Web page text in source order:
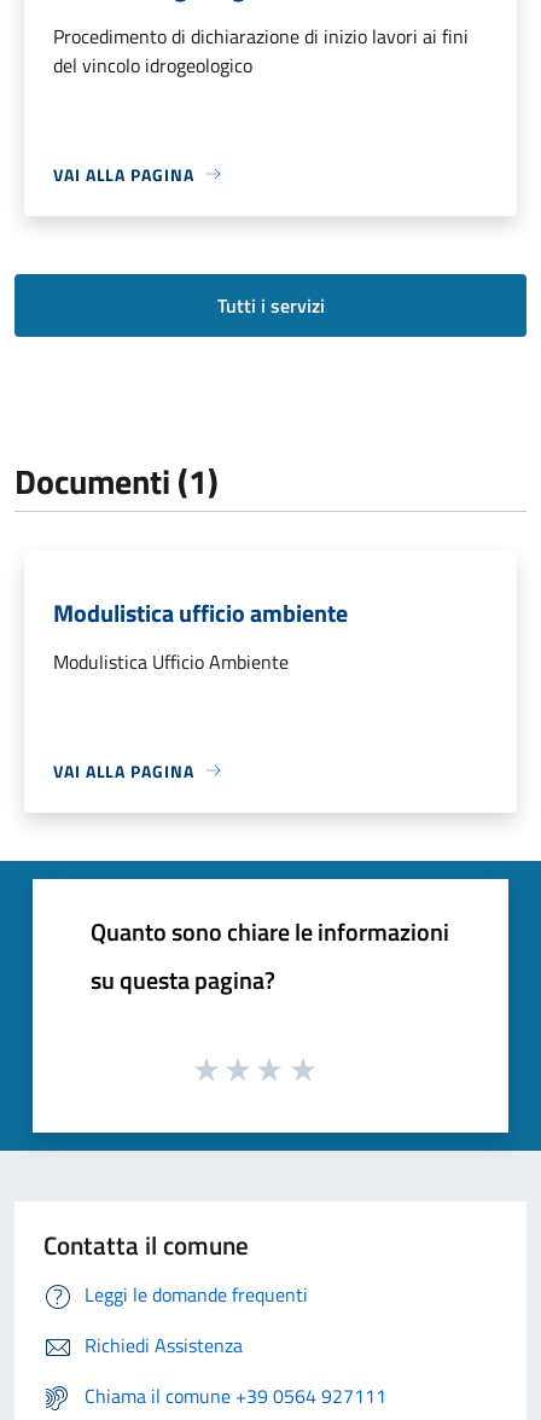
Procedimento di dichiarazione di inizio lavori ai fini
del vincolo idrogeologico
VAI ALLA PAGINA
Tutti i servizi
Documenti (1)
Modulistica ufficio ambiente
Modulistica Ufficio Ambiente
VAI ALLA PAGINA
Quanto sono chiare le informazioni
su questa pagina?
Contatta il comune
Leggi le domande frequenti
Richiedi Assistenza
Chiama il comune +39 0564 927111